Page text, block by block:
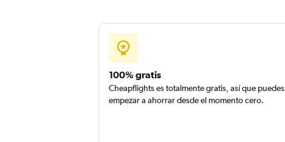
100% gratis
Cheapflights es totalmente gratis, así que puedes
empezar a ahorrar desde el momento cero.